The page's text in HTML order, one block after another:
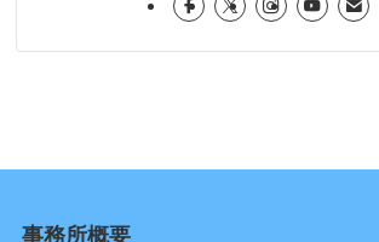
事務所概要